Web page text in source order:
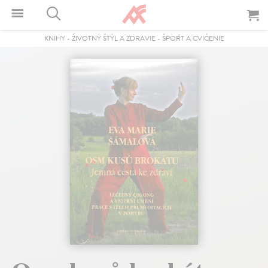
KNIHY- ŽIVOTNÝ ŠTÝL A ZDRAVIE- ŠPORT A CVIČENIE